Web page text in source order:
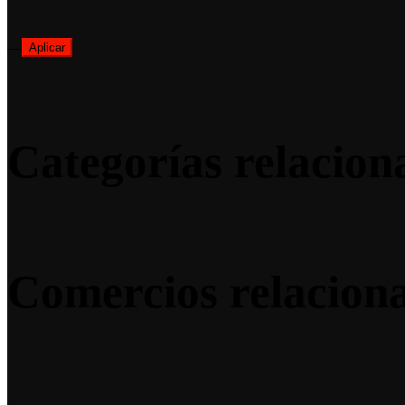
Aplicar